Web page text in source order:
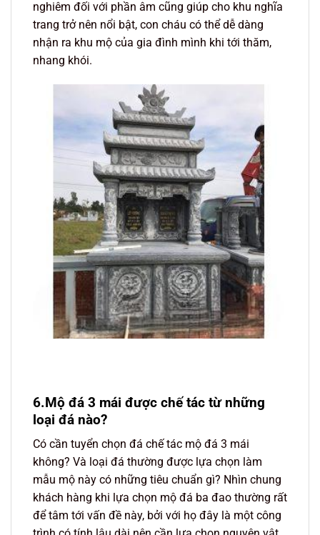
nghiêm đối với phần âm cũng giúp cho khu nghĩa
trang trở nên nổi bật, con cháu có thể dễ dàng
nhận ra khu mộ của gia đình mình khi tới thăm,
nhang khói.
6.Mộ đá 3 mái được chế tác từ những
loại đá nào?
Có cần tuyển chọn đá chế tác mộ đá 3 mái
không? Và loại đá thường được lựa chọn làm
mẫu mộ này có những tiêu chuẩn gì? Nhìn chung
khách hàng khi lựa chọn mộ đá ba đao thường rất
để tâm tới vấn đề này, bởi với họ đây là một công